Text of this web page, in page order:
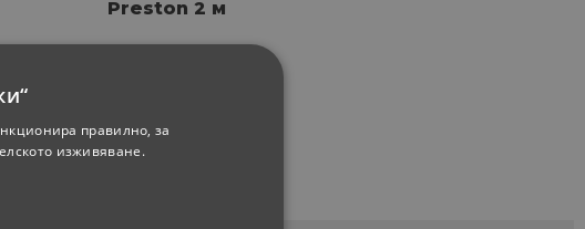
Preston 2 м
3.06 €
правилно, за
изживяване.